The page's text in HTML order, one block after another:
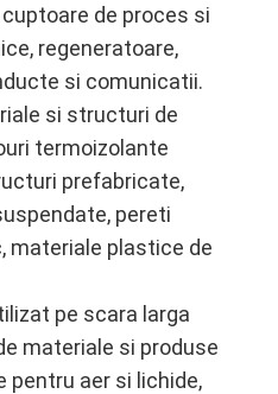
de proces si
regeneratoare,
si comunicatii.
si structuri de
termoizolante
prefabricate,
pereti
materiale plastice de
pe scara larga
materiale si produse
pentru aer si lichide,